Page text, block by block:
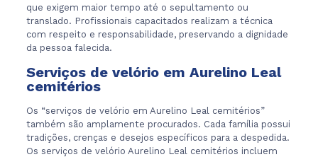
que exigem maior tempo até o sepultamento ou
translado. Profissionais capacitados realizam a técnica
com respeito e responsabilidade, preservando a dignidade
da pessoa falecida.
Serviços de velório em Aurelino Leal
cemitérios
Os “serviços de velório em Aurelino Leal cemitérios”
também são amplamente procurados. Cada família possui
tradições, crenças e desejos específicos para a despedida.
Os serviços de velório Aurelino Leal cemitérios incluem